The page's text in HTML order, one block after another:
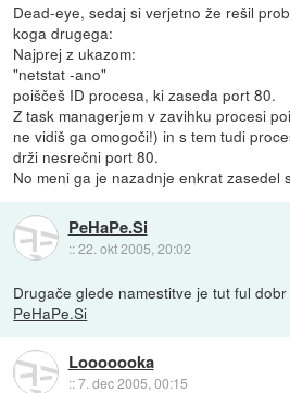
Dead-eye, sedaj si verjetno že rešil
koga drugega:
Najprej z ukazom:
"netstat -ano"
poiščeš ID procesa, ki zaseda port 80.
Z task managerjem v zavihku procesi
ne vidiš ga omogoči!) in s tem tudi
drži nesrečni port 80.
No meni ga je nazadnje enkrat zasedel
PeHaPe.Si
::22. okt 2005, 20:02
Drugače glede namestitve je tut ful
PeHaPe.Si
Looooooka
::7. dec 2005, 00:15